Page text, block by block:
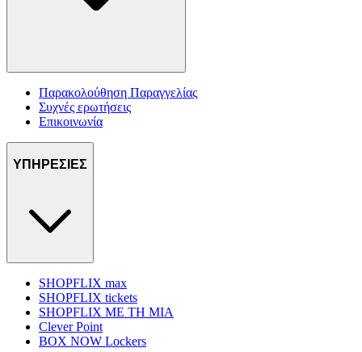
Παρακολούθηση Παραγγελίας
Συχνές ερωτήσεις
Επικοινωνία
ΥΠΗΡΕΣΙΕΣ
SHOPFLIX max
SHOPFLIX tickets
SHOPFLIX ΜΕ ΤΗ ΜΙΑ
Clever Point
BOX NOW Lockers